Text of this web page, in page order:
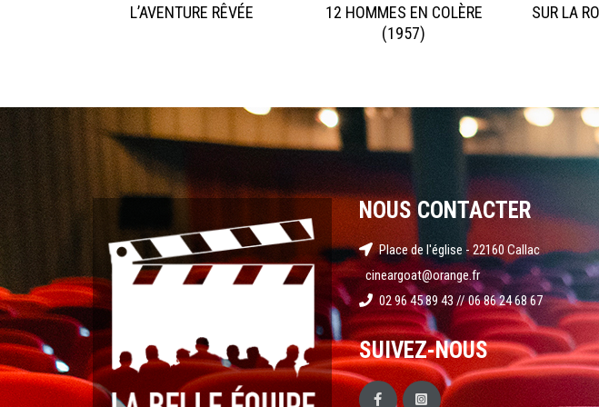
L’AVENTURE RÊVÉE
12 HOMMES EN COLÈRE
(1957)
SUR LA
NOUS CONTACTER
Place de l'église - 22160 Callac
cineargoat@orange.fr
02 96 45 89 43 // 06 86 24 68 67
SUIVEZ-NOUS